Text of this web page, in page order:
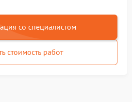
со специалистом
стоимость работ